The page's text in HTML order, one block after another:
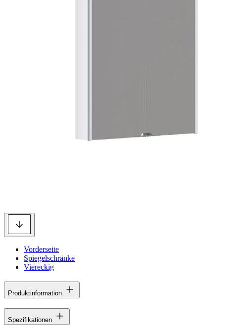
Vorderseite
Spiegelschränke
Viereckig
Produktinformation
Spezifikationen